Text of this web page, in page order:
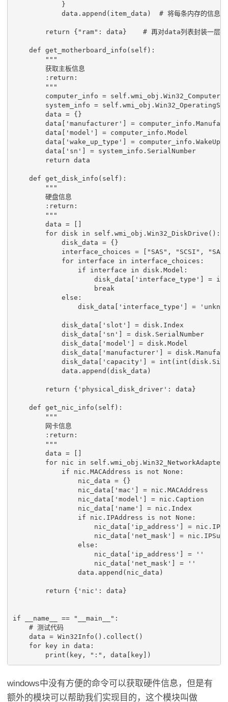
}
data . append ( item_data ) # 将每条内存的信息
return { "ram" : data } # 再对data列表封装一层，
def get_motherboard_info ( self ):
"""
        获取主板信息
        :return:
        """
computer_info = self . wmi_obj .
system_info = self . wmi_obj .
data =
{}
data
'manufacturer' = computer_info .
data
'model' = computer_info . Model
data
'wake_up_type' = computer_info .
data
'sn' = system_info . SerialNumber
return data
def get_disk_info ( self ):
"""
        硬盘信息
        :return:
        """
data =
for disk in self . wmi_obj . Win32_DiskDrive ():
disk_data =
{}
interface_choices = "SAS" , "SCSI" ,
for
interface in interface_choices :
if
interface in disk. Model :
disk_data
'interface_type' =
break
else :
disk_data
'interface_type' =
disk_data 'slot' = disk. Index
disk_data
'sn' = disk. SerialNumber
disk_data
'model' = disk. Model
disk_data
'manufacturer' = disk.
disk_data
'capacity' = int ( int ( disk. Size
data . append ( disk_data )
return { 'physical_disk_driver' : data }
def get_nic_info ( self ):
"""
        网卡信息
        :return:
        """
data =
for
nic in self . wmi_obj .
if
nic . MACAddress is not None :
nic_data =
{}
nic_data
'mac' = nic . MACAddress
nic_data
'model' = nic . Caption
nic_data
'name' = nic . Index
if
nic . IPAddress is not None :
nic_data
'ip_address' = nic .
nic_data
'net_mask' = nic .
else :
nic_data
'ip_address' =
''
nic_data
'net_mask' =
''
data . append ( nic_data )
return { 'nic' : data }
if __name__ == "__main__" :
# 测试代码
data = Win32Info () . collect ()
for
key in data :
print ( key, ":" , data key])
windows中没有方便的命令可以获取硬件信息，但是有
额外的模块可以帮助我们实现目的，这个模块叫做